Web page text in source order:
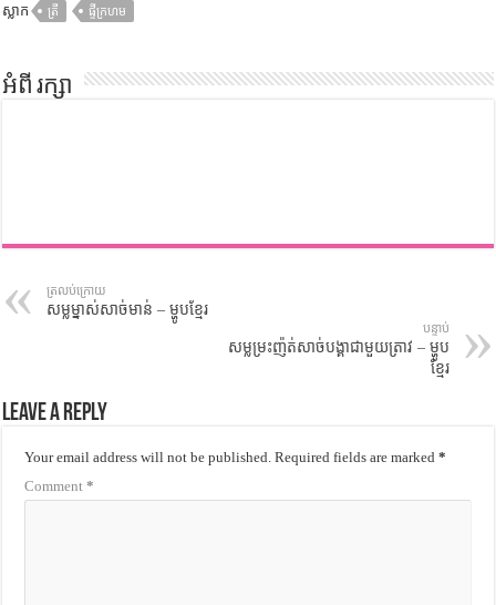
ស្លាក ត្រី ផ្ទីក្រហម
អំពី រក្សា
ត្រលប់ក្រោយ
សម្លម្នាស់សាច់មាន់ – ម្ហូបខ្មែរ
បន្ទាប់
សម្លម្រះញ៉ត់សាច់បង្គាជាមួយត្រាវ – ម្ហូប
ខ្មែរ
Leave a Reply
Your email address will not be published. Required fields are marked*
Comment*